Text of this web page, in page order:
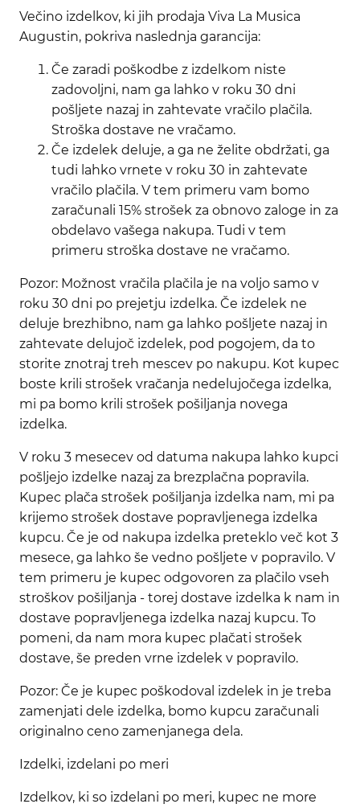
Večino izdelkov, ki jih prodaja Viva La Musica
Augustin, pokriva naslednja garancija:
Če zaradi poškodbe z izdelkom niste
zadovoljni, nam ga lahko v roku 30 dni
pošljete nazaj in zahtevate vračilo plačila.
Stroška dostave ne vračamo.
Če izdelek deluje, a ga ne želite obdržati, ga
tudi lahko vrnete v roku 30 in zahtevate
vračilo plačila. V tem primeru vam bomo
zaračunali 15% strošek za obnovo zaloge in za
obdelavo vašega nakupa. Tudi v tem
primeru stroška dostave ne vračamo.
Pozor: Možnost vračila plačila je na voljo samo v
roku 30 dni po prejetju izdelka. Če izdelek ne
deluje brezhibno, nam ga lahko pošljete nazaj in
zahtevate delujoč izdelek, pod pogojem, da to
storite znotraj treh mescev po nakupu. Kot kupec
boste krili strošek vračanja nedelujočega izdelka,
mi pa bomo krili strošek pošiljanja novega
izdelka.
V roku 3 mesecev od datuma nakupa lahko kupci
pošljejo izdelke nazaj za brezplačna popravila.
Kupec plača strošek pošiljanja izdelka nam, mi pa
krijemo strošek dostave popravljenega izdelka
kupcu. Če je od nakupa izdelka preteklo več kot 3
mesece, ga lahko še vedno pošljete v popravilo. V
tem primeru je kupec odgovoren za plačilo vseh
stroškov pošiljanja - torej dostave izdelka k nam in
dostave popravljenega izdelka nazaj kupcu. To
pomeni, da nam mora kupec plačati strošek
dostave, še preden vrne izdelek v popravilo.
Pozor: Če je kupec poškodoval izdelek in je treba
zamenjati dele izdelka, bomo kupcu zaračunali
originalno ceno zamenjanega dela.
Izdelki, izdelani po meri
Izdelkov, ki so izdelani po meri, kupec ne more